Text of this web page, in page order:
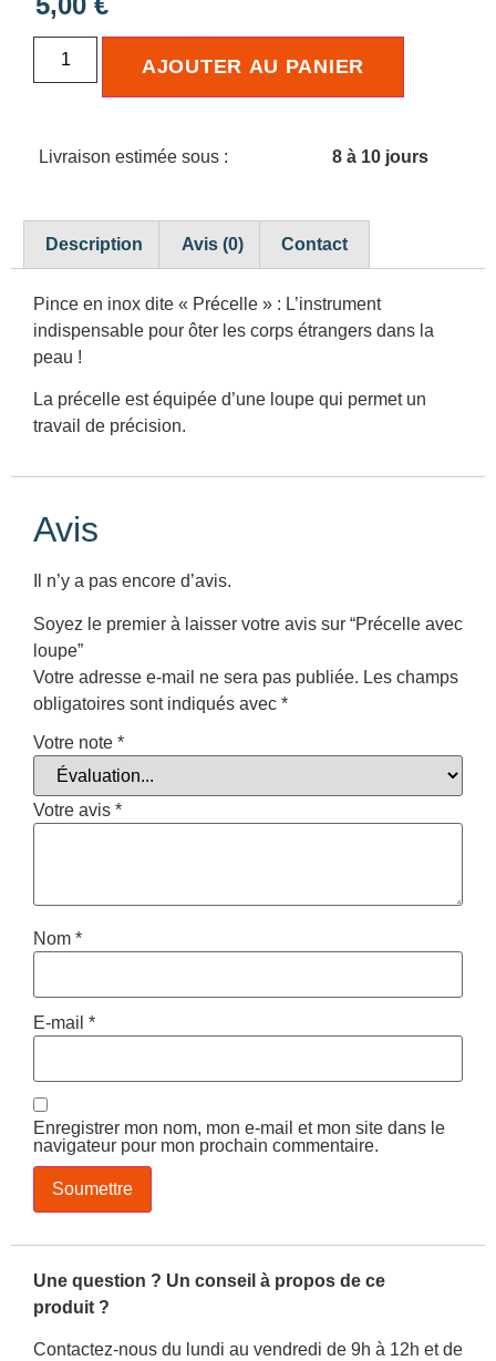
AJOUTER AU PANIER
Livraison estimée sous : 8 à 10 jours
Description Avis (0) Contact
Pince en inox dite « Précelle » : L’instrument
indispensable pour ôter les corps étrangers dans la
peau !
La précelle est équipée d’une loupe qui permet un
travail de précision.
Avis
Il n’y a pas encore d’avis.
Soyez le premier à laisser votre avis sur “Précelle avec
loupe”
Votre adresse e-mail ne sera pas publiée. Les champs
obligatoires sont indiqués avec *
Votre note *
Votre avis *
Nom *
E-mail *
Enregistrer mon nom, mon e-mail et mon site dans le
navigateur pour mon prochain commentaire.
Une question ? Un conseil à propos de ce
produit ?
Contactez-nous du lundi au vendredi de 9h à 12h et de